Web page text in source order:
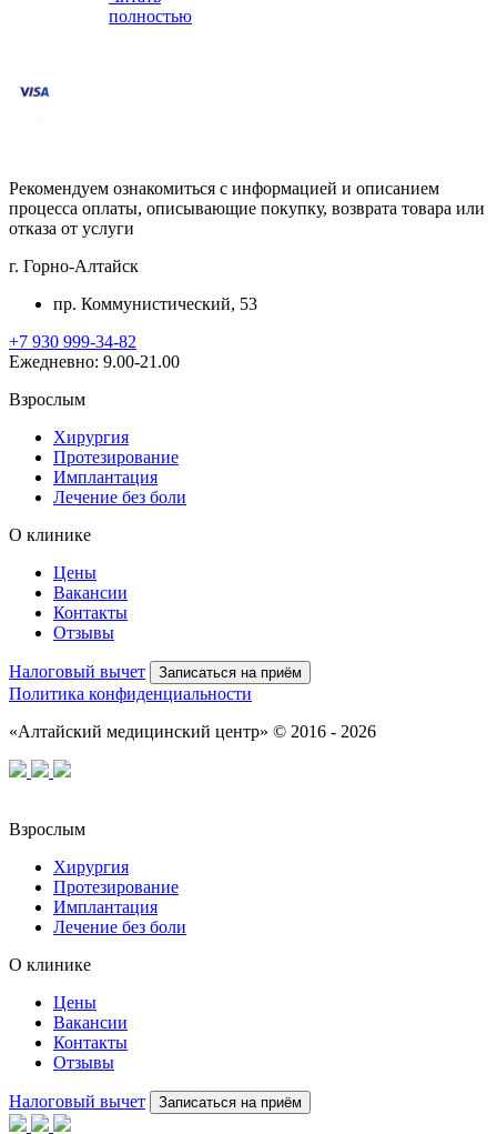
полностью
Рекомендуем ознакомиться с информацией и описанием
процессa оплаты, описывающие покупку, возврата товара или
отказа от услуги
г. Горно-Алтайск
пр. Коммунистический, 53
+7 930 999-34-82
Ежедневно: 9.00-21.00
Взрослым
Хирургия
Протезирование
Имплантация
Лечение без боли
О клинике
Цены
Вакансии
Контакты
Отзывы
Налоговый вычет Записаться на приём
Политика конфиденциальности
«Алтайский медицинский центр» © 2016 - 2026
Взрослым
Хирургия
Протезирование
Имплантация
Лечение без боли
О клинике
Цены
Вакансии
Контакты
Отзывы
Налоговый вычет Записаться на приём